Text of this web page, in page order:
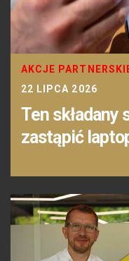
AKCJE
22 LIPCA 2026
Ten
zastąpić